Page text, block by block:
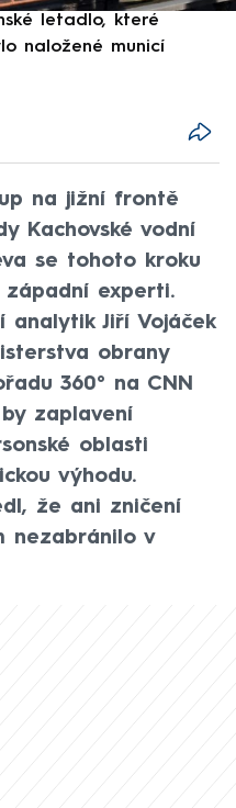
letadlo, které
naložené municí
na jižní frontě
Kachovské vodní
se tohoto kroku
experti.
analytik Jiří Vojáček
obrany
360° na CNN
zaplavení
oblasti
výhodu.
že ani zničení
nezabránilo v